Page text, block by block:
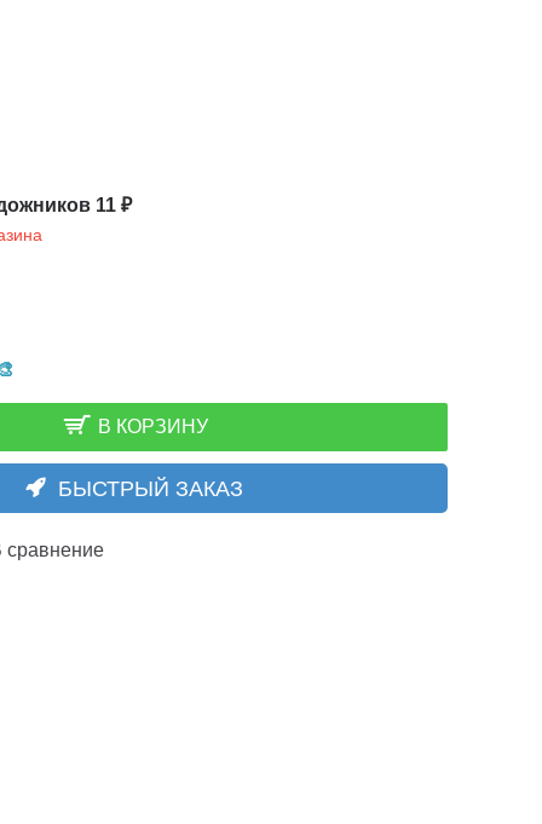
11 ₽
В КОРЗИНУ
БЫСТРЫЙ ЗАКАЗ
сравнение